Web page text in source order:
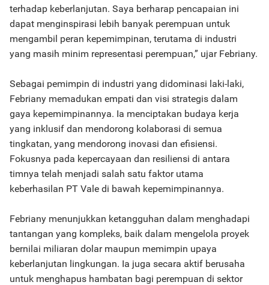
terhadap keberlanjutan. Saya berharap pencapaian ini
dapat menginspirasi lebih banyak perempuan untuk
mengambil peran kepemimpinan, terutama di industri
yang masih minim representasi perempuan,” ujar Febriany.
Sebagai pemimpin di industri yang didominasi laki-laki,
Febriany memadukan empati dan visi strategis dalam
gaya kepemimpinannya. Ia menciptakan budaya kerja
yang inklusif dan mendorong kolaborasi di semua
tingkatan, yang mendorong inovasi dan efisiensi.
Fokusnya pada kepercayaan dan resiliensi di antara
timnya telah menjadi salah satu faktor utama
keberhasilan PT Vale di bawah kepemimpinannya.
Febriany menunjukkan ketangguhan dalam menghadapi
tantangan yang kompleks, baik dalam mengelola proyek
bernilai miliaran dolar maupun memimpin upaya
keberlanjutan lingkungan. Ia juga secara aktif berusaha
untuk menghapus hambatan bagi perempuan di sektor